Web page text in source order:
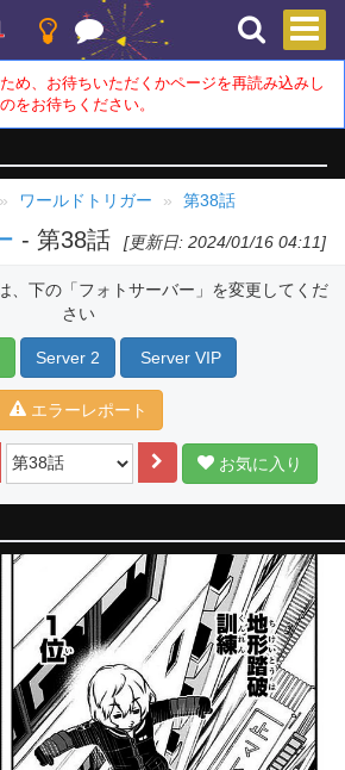
め、お待ちいただくかページを再読み込みし
をお待ちください。
ワールドトリガー 第38話
- 第38話 [更新日: 2024/01/16 04:11]
、下の「フォトサーバー」を変更してくだ
さい
Server 2 Server VIP
エラーレポート
お気に入り